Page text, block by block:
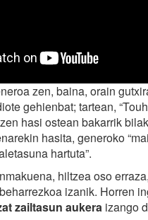
zen, baina, orain
gehienbat; tartean,
hasi ostean bakarrik
hasita, generoko
hartuta”.
hiltzea oso
izanik. Horren
zailtasun aukera izango